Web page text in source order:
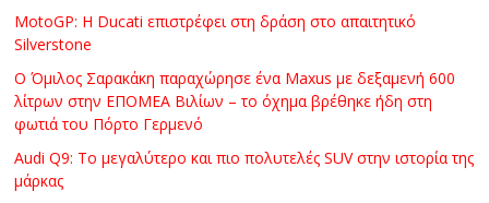
MotoGP: Η Ducati επιστρέφει στη δράση στο απαιτητικό
Silverstone
Ο Όμιλος Σαρακάκη παραχώρησε ένα Maxus με δεξαμενή 600
λίτρων στην ΕΠΟΜΕΑ Βιλίων – το όχημα βρέθηκε ήδη στη
φωτιά του Πόρτο Γερμενό
Audi Q9: Το μεγαλύτερο και πιο πολυτελές SUV στην ιστορία της
μάρκας